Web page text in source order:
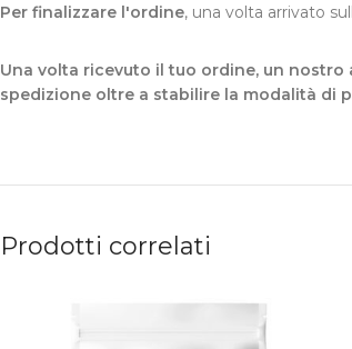
Per finalizzare l'ordine, una volta arrivato
Una volta ricevuto il tuo ordine, un
spedizione oltre a stabilire la modalità di
Prodotti correlati